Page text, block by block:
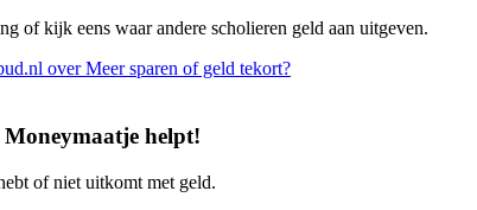
of kijk eens waar andere scholieren geld aan uitgeven.
over Meer sparen of geld tekort?
helpt!
of niet uitkomt met geld.